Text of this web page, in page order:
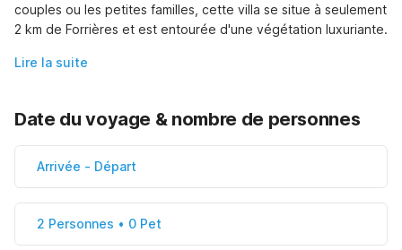
couples ou les petites familles, cette villa se situe à seulement
2 km de Forrières et est entourée d'une végétation luxuriante.
Lire la suite
Date du voyage & nombre de personnes
Arrivée - Départ
2 Personnes • 0 Pet